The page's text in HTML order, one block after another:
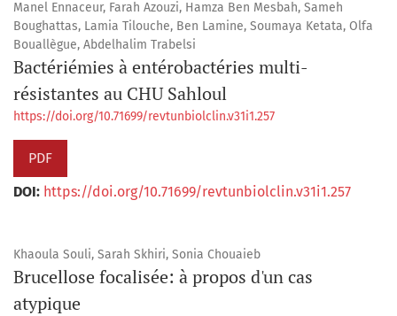
Manel Ennaceur, Farah Azouzi, Hamza Ben Mesbah, Sameh
Boughattas, Lamia Tilouche, Ben Lamine, Soumaya Ketata, Olfa
Bouallègue, Abdelhalim Trabelsi
Bactériémies à entérobactéries multi-
résistantes au CHU Sahloul
https://doi.org/10.71699/revtunbiolclin.v31i1.257
PDF
DOI: https://doi.org/10.71699/revtunbiolclin.v31i1.257
Khaoula Souli, Sarah Skhiri, Sonia Chouaieb
Brucellose focalisée: à propos d'un cas
atypique